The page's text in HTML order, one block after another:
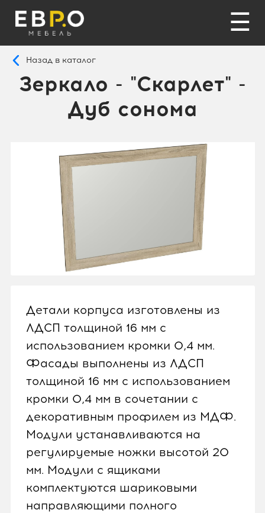
☰
Назад в каталог
Зеркало - "Скарлет" -
Дуб сонома
Детали корпуса изготовлены из
ЛДСП толщиной 16 мм с
использованием кромки 0,4 мм.
Фасады выполнены из ЛДСП
толщиной 16 мм с использованием
кромки 0,4 мм в сочетании с
декоративным профилем из МДФ.
Модули устанавливаются на
регулируемые ножки высотой 20
мм. Модули с ящиками
комплектуются шариковыми
направляющими полного